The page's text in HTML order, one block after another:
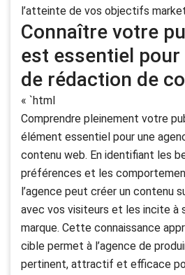
l’atteinte de vos objectifs
Connaître votre
est essentiel pour
de rédaction de
« `html
Comprendre pleinement votre
élément essentiel pour une
contenu web. En identifiant les
préférences et les
l’agence peut créer un contenu
avec vos visiteurs et les incite à
marque. Cette connaissance
cible permet à l’agence de
pertinent, attractif et efficace